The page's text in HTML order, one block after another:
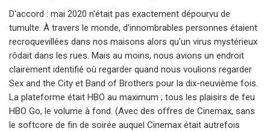
D'accord : mai 2020 n'était pas exactement dépourvu de
tumulte. À travers le monde, d'innombrables personnes étaient
recroquevillées dans nos maisons alors qu'un virus mystérieux
rôdait dans les rues. Mais au moins, nous avions un endroit
clairement identifié où regarder quand nous voulions regarder
Sex and the City et Band of Brothers pour la dix-neuvième fois.
La plateforme était HBO au maximum ; tous les plaisirs de feu
HBO Go, le volume à fond. (Avec des offres de Cinemax, sans
le softcore de fin de soirée auquel Cinemax était autrefois